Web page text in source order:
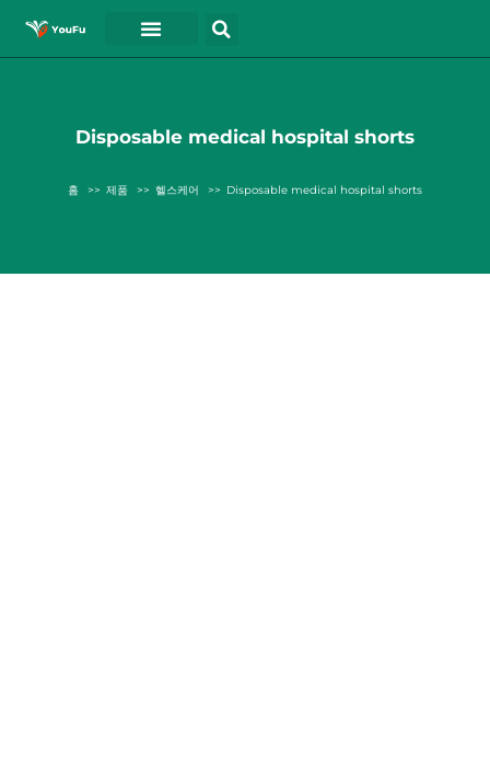
Disposable medical hospital shorts
홈 제품 헬스케어 Disposable medical hospital shorts